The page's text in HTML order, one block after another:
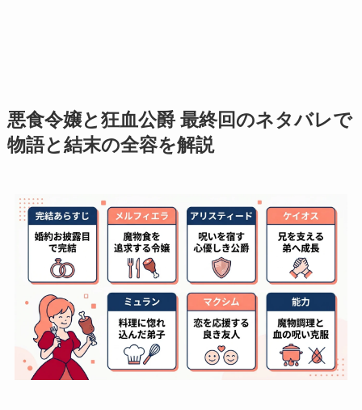
悪食令嬢と狂血公爵 最終回のネタバレで
物語と結末の全容を解説